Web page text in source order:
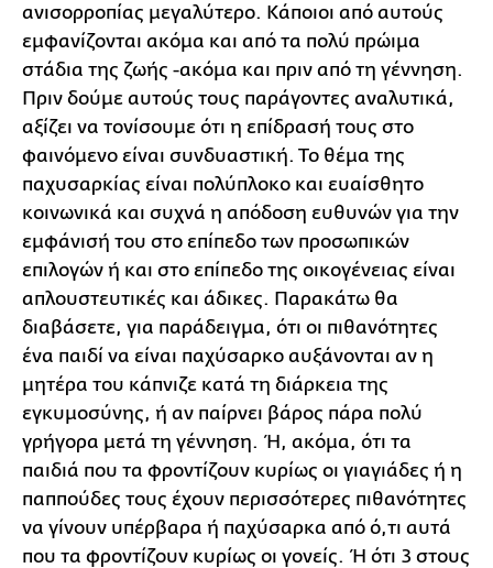
ανισορροπίας μεγαλύτερο. Κάποιοι από αυτούς
εμφανίζονται ακόμα και από τα πολύ πρώιμα
στάδια της ζωής -ακόμα και πριν από τη γέννηση.
Πριν δούμε αυτούς τους παράγοντες αναλυτικά,
αξίζει να τονίσουμε ότι η επίδρασή τους στο
φαινόμενο είναι συνδυαστική. Το θέμα της
παχυσαρκίας είναι πολύπλοκο και ευαίσθητο
κοινωνικά και συχνά η απόδοση ευθυνών για την
εμφάνισή του στο επίπεδο των προσωπικών
επιλογών ή και στο επίπεδο της οικογένειας είναι
απλουστευτικές και άδικες. Παρακάτω θα
διαβάσετε, για παράδειγμα, ότι οι πιθανότητες
ένα παιδί να είναι παχύσαρκο αυξάνονται αν η
μητέρα του κάπνιζε κατά τη διάρκεια της
εγκυμοσύνης, ή αν παίρνει βάρος πάρα πολύ
γρήγορα μετά τη γέννηση. Ή, ακόμα, ότι τα
παιδιά που τα φροντίζουν κυρίως οι γιαγιάδες ή η
παππούδες τους έχουν περισσότερες πιθανότητες
να γίνουν υπέρβαρα ή παχύσαρκα από ό,τι αυτά
που τα φροντίζουν κυρίως οι γονείς. Ή ότι 3 στους